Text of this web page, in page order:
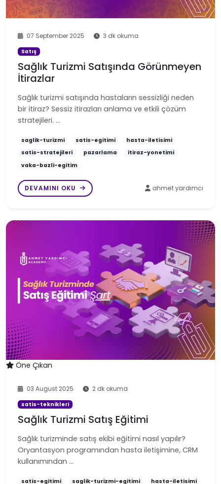
07 September 2025 3 dk okuma
Satış
Sağlık Turizmi Satışında Görünmeyen
İtirazlar
Sağlık turizmi satışında hastaların sessizliği neden
bir itiraz? Sessiz itirazları anlama ve etkili çözüm
stratejileri. …
saglik-turizmi satis-egitimi
hasta-iletisimi
satis-stratejileri
pazarlama
itiraz-yonetimi
vaka-bazli-egitim
DEVAMINI OKU ahmet yardımcı
Öne Çıkan
03 August 2025 2 dk okuma
satis-teknikleri
Sağlık Turizmi Satış Eğitimi
Sağlık turizminde satış ekibi eğitimi nasıl yapılır?
Oryantasyon programından hasta iletişimine, CRM
kullanımından …
satis-egitimi saglik-turizmi-egitimi hasta-iletisimi